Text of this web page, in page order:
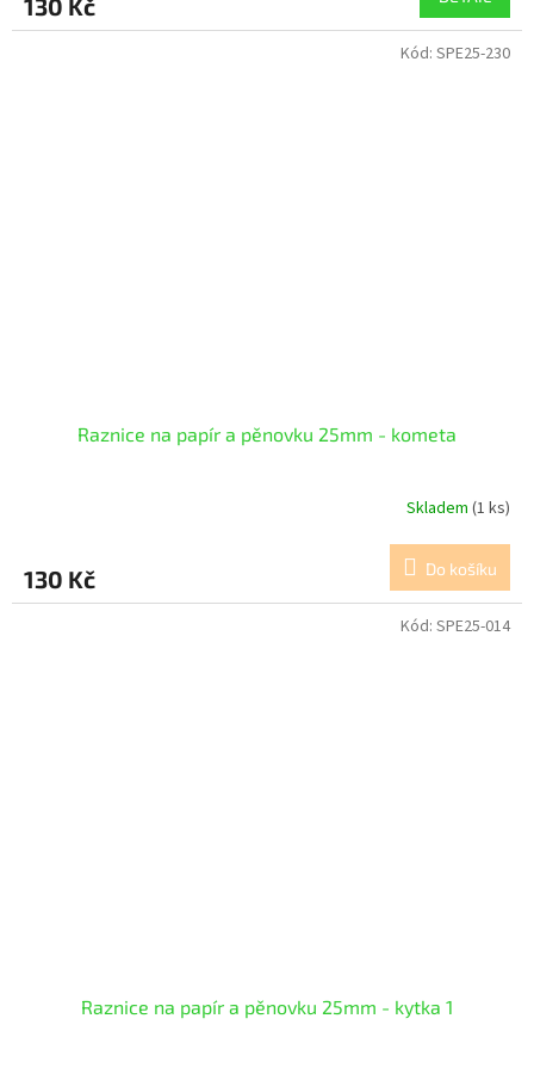
130 Kč
Raznice na papír a pěnovku 25mm - kometa
Skladem (1 ks)
130 Kč Do košíku
Kód: SPE25-230
Raznice na papír a pěnovku 25mm - kytka 1
Kód: SPE25-014